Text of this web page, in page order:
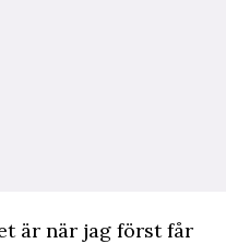
är när jag först får